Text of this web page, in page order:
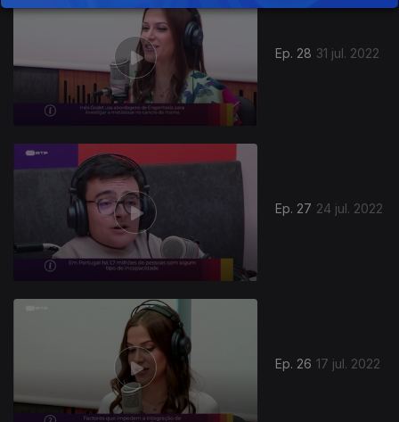
Ep. 28 31 jul. 2022
Ep. 27 24 jul. 2022
Ep. 26 17 jul. 2022